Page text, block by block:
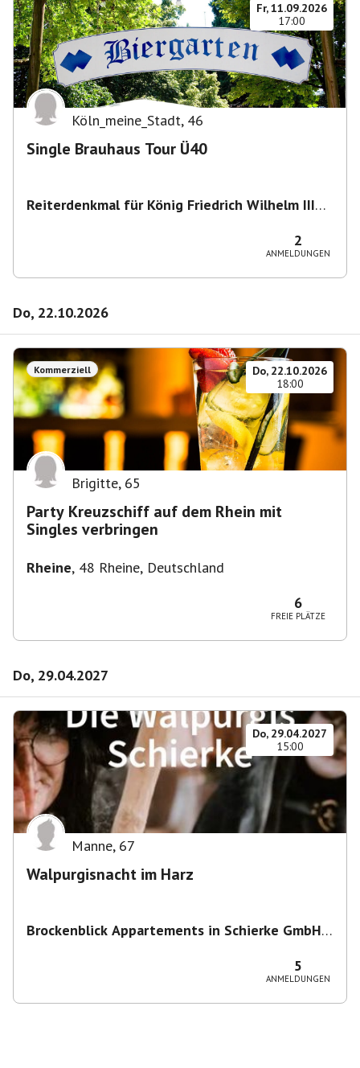
Fr, 11.09.2026
17:00
Köln_meine_Stadt, 46
Single Brauhaus Tour Ü40
Reiterdenkmal für König Friedrich Wilhelm III
2
ANMELDUNGEN
Do, 22.10.2026
Kommerziell
Do, 22.10.2026
18:00
Brigitte, 65
Party Kreuzschiff auf dem Rhein mit
Singles verbringen
Rheine, 48 Rheine, Deutschland
6
FREIE PLÄTZE
Do, 29.04.2027
Do, 29.04.2027
15:00
Manne, 67
Walpurgisnacht im Harz
Brockenblick Appartements in Schierke GmbH
5
ANMELDUNGEN